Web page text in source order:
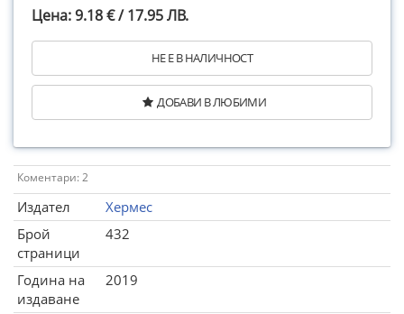
Цена: 9.18 € / 17.95 ЛВ.
НЕ Е В НАЛИЧНОСТ
ДОБАВИ В ЛЮБИМИ
Коментари: 2
Издател
Хермес
Брой
страници
432
Година на
издаване
2019